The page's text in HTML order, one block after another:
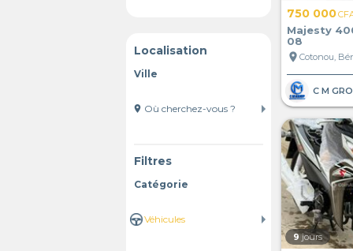
Localisation
Ville
location_on
Filtres
Catégorie
750 000
Majesty
08
location_on Cotonou,
9 jours